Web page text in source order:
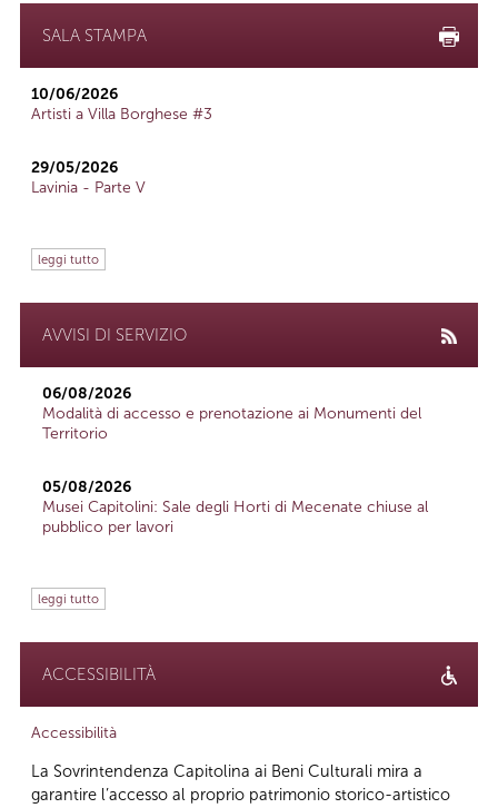
SALA STAMPA
10/06/2026
Artisti a Villa Borghese #3
29/05/2026
Lavinia - Parte V
leggi tutto
AVVISI DI SERVIZIO
06/08/2026
Modalità di accesso e prenotazione ai Monumenti del
Territorio
05/08/2026
Musei Capitolini: Sale degli Horti di Mecenate chiuse al
pubblico per lavori
leggi tutto
ACCESSIBILITÀ
Accessibilità
La Sovrintendenza Capitolina ai Beni Culturali mira a
garantire l’accesso al proprio patrimonio storico-artistico